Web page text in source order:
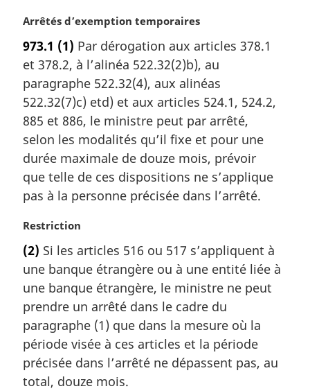
l
e
N
t
e
m
a
r
g
i
n
a
e
:
Arrêtés d’exemption temporaires
973.1 (1) Par dérogation aux articles 378.1
et 378.2, à l’alinéa 522.32(2)b), au
paragraphe 522.32(4), aux alinéas
522.32(7)c) etd) et aux articles 524.1, 524.2,
885 et 886, le ministre peut par arrêté,
selon les modalités qu’il fixe et pour une
durée maximale de douze mois, prévoir
que telle de ces dispositions ne s’applique
pas à la personne précisée dans l’arrêté.
N
t
e
m
a
r
g
i
n
a
Restriction
(2) Si les articles 516 ou 517 s’appliquent à
une banque étrangère ou à une entité liée à
une banque étrangère, le ministre ne peut
prendre un arrêté dans le cadre du
paragraphe (1) que dans la mesure où la
période visée à ces articles et la période
précisée dans l’arrêté ne dépassent pas, au
total, douze mois.